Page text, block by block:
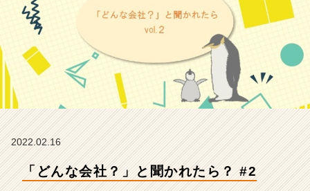
g
t
o
n
の
ラ
イ
2022.02.16
「どんな会社？」と聞かれたら？ #2